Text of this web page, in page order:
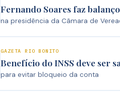
Fernando Soares faz
na presidência da Câmara de
GAZETA RIO BONITO
Benefício do INSS deve ser
para evitar bloqueio da conta